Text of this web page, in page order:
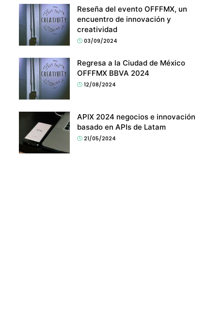
Reseña del evento OFFFMX, un
encuentro de innovación y
creatividad
03/09/2024
Regresa a la Ciudad de México
OFFFMX BBVA 2024
12/08/2024
APIX 2024 negocios e innovación
basado en APIs de Latam
21/05/2024